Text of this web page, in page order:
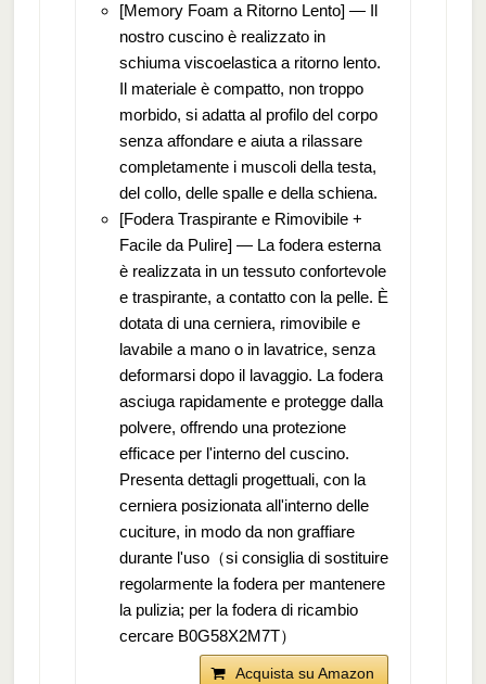
[Memory Foam a Ritorno Lento] — Il
nostro cuscino è realizzato in
schiuma viscoelastica a ritorno lento.
Il materiale è compatto, non troppo
morbido, si adatta al profilo del corpo
senza affondare e aiuta a rilassare
completamente i muscoli della testa,
del collo, delle spalle e della schiena.
[Fodera Traspirante e Rimovibile +
Facile da Pulire] — La fodera esterna
è realizzata in un tessuto confortevole
e traspirante, a contatto con la pelle. È
dotata di una cerniera, rimovibile e
lavabile a mano o in lavatrice, senza
deformarsi dopo il lavaggio. La fodera
asciuga rapidamente e protegge dalla
polvere, offrendo una protezione
efficace per l'interno del cuscino.
Presenta dettagli progettuali, con la
cerniera posizionata all'interno delle
cuciture, in modo da non graffiare
durante l'uso（si consiglia di sostituire
regolarmente la fodera per mantenere
la pulizia; per la fodera di ricambio
cercare B0G58X2M7T）
Acquista su Amazon